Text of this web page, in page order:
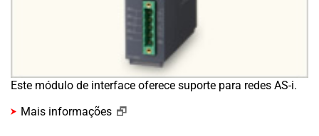
Este módulo de interface oferece suporte para redes AS-i.
Mais informações